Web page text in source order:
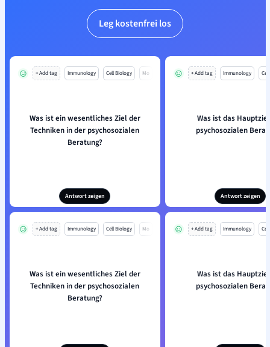
Leg kostenfrei los
+ Add tag Immunology Cell Biology Mo
Was ist ein wesentliches Ziel der
Techniken in der psychosozialen
Beratung?
Antwort zeigen
+ Add tag Immunology
Was ist das
psychosozialen
Antwort zeigen
+ Add tag Immunology Cell Biology Mo
Was ist ein wesentliches Ziel der
Techniken in der psychosozialen
Beratung?
+ Add tag Immunology
Was ist das
psychosozialen